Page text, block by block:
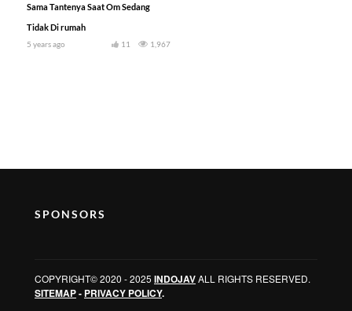
Sama Tantenya Saat Om Sedang
Tidak Di rumah
5 years ago 1,967
11
SPONSORS
COPYRIGHT© 2020 - 2025 INDOJAVALL RIGHTS RESERVED.
SITEMAP- PRIVACY POLICY.